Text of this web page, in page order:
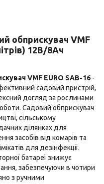
обприскувач VMF
12В/8Ач
VMF EURO SAB-16 -
садовий пристрій,
догляд за рослинами
Садовий обприскувач
сільському
ділянках для
засобів від комарів та
для дезінфекції.
батареї знижує
забезпечуючи в чотири
з ручними